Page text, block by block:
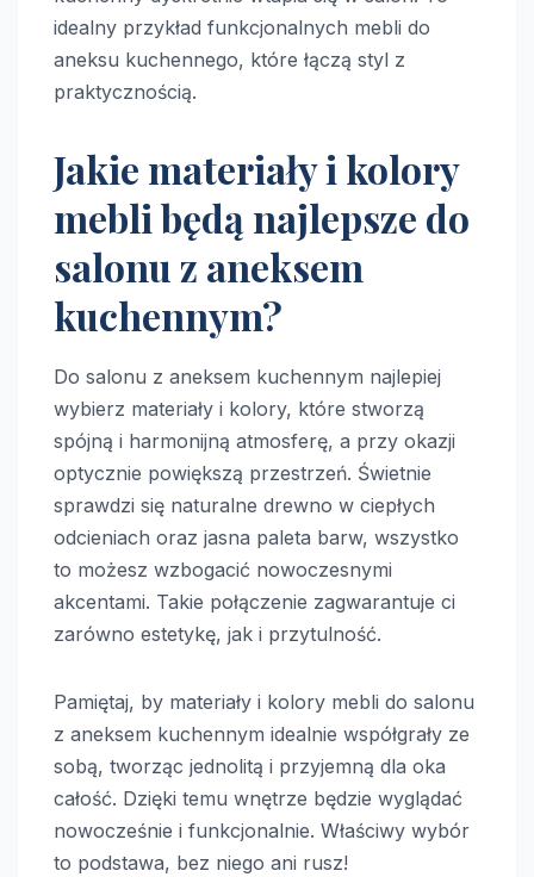
idealny przykład funkcjonalnych mebli do
aneksu kuchennego, które łączą styl z
praktycznością.
Jakie materiały i kolory
mebli będą najlepsze do
salonu z aneksem
kuchennym?
Do salonu z aneksem kuchennym najlepiej
wybierz materiały i kolory, które stworzą
spójną i harmonijną atmosferę, a przy okazji
optycznie powiększą przestrzeń. Świetnie
sprawdzi się naturalne drewno w ciepłych
odcieniach oraz jasna paleta barw, wszystko
to możesz wzbogacić nowoczesnymi
akcentami. Takie połączenie zagwarantuje ci
zarówno estetykę, jak i przytulność.
Pamiętaj, by materiały i kolory mebli do salonu
z aneksem kuchennym idealnie współgrały ze
sobą, tworząc jednolitą i przyjemną dla oka
całość. Dzięki temu wnętrze będzie wyglądać
nowocześnie i funkcjonalnie. Właściwy wybór
to podstawa, bez niego ani rusz!